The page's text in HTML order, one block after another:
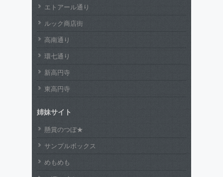
エトアール通り
ルック商店街
高南通り
環七通り
新高円寺
東高円寺
姉妹サイト
懸賞のつぼ★
サンプルボックス
めもめも